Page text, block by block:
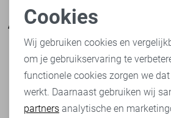
-50%
Noodzakelijke cookies
Personalisatie cookies
Analytische cookies
Cookies
Wij gebruiken cookies en
om je gebruikservaring te
functionele cookies zorgen we
werkt. Daarnaast gebruiken wij
partners analytische en